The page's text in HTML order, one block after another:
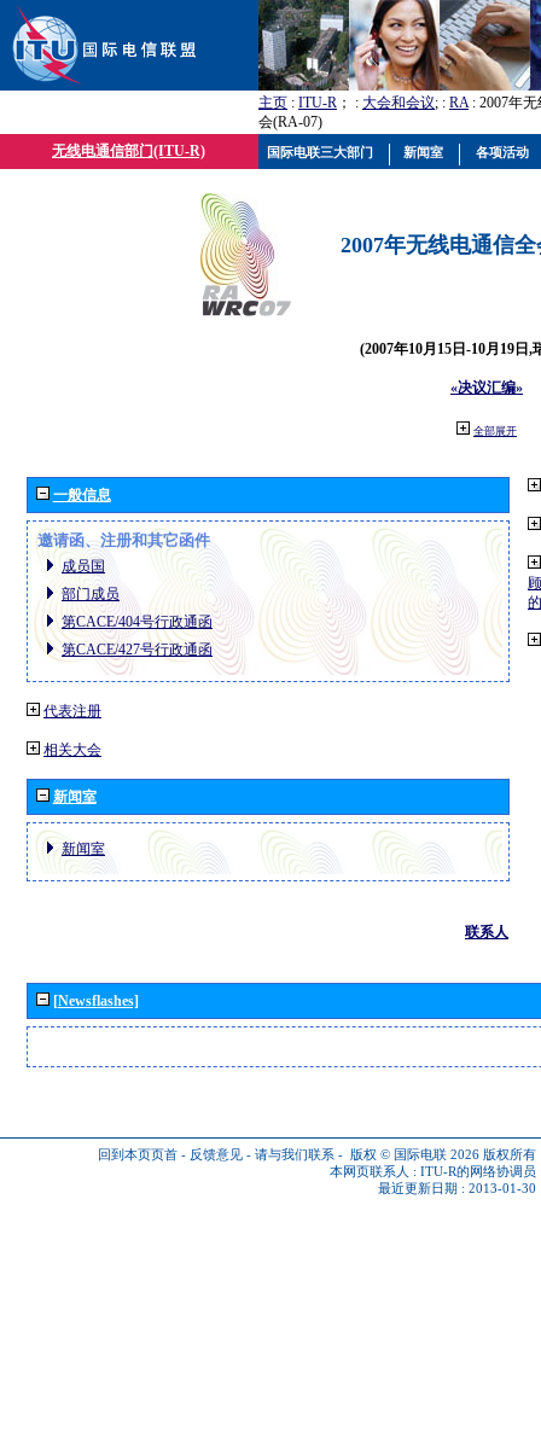
主页 : ITU-R ； : 大会和会议; : RA: 2007年
会(RA-07)
无线电通信部门(ITU-R)
2007年无线电通信
(2007年10月15日-10月19日,
«决议汇编»
全部展开
一般信息
邀请函、注册和其它函件
成员国
部门成员
第CACE/404号行政通函
第CACE/427号行政通函
代表注册
相关大会
新闻室
新闻室
联系人
[Newsflashes]
回到本页页首 - 反馈意见 - 请与我们联系 - 版权 © 国际电联 2026 版权所有
本网页联系人 : ITU-R的网络协调员
最近更新日期 : 2013-01-30
国际电联三大部门 新闻室 各项活动